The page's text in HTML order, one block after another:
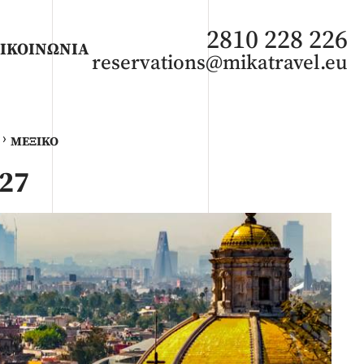
Άνοιξη 2027 Καλοκαίρι 2026
ΑΦΡΙΚΗ
2810 228 226
reservations@mikatravel.eu
› ΜΕΞΙΚΌ